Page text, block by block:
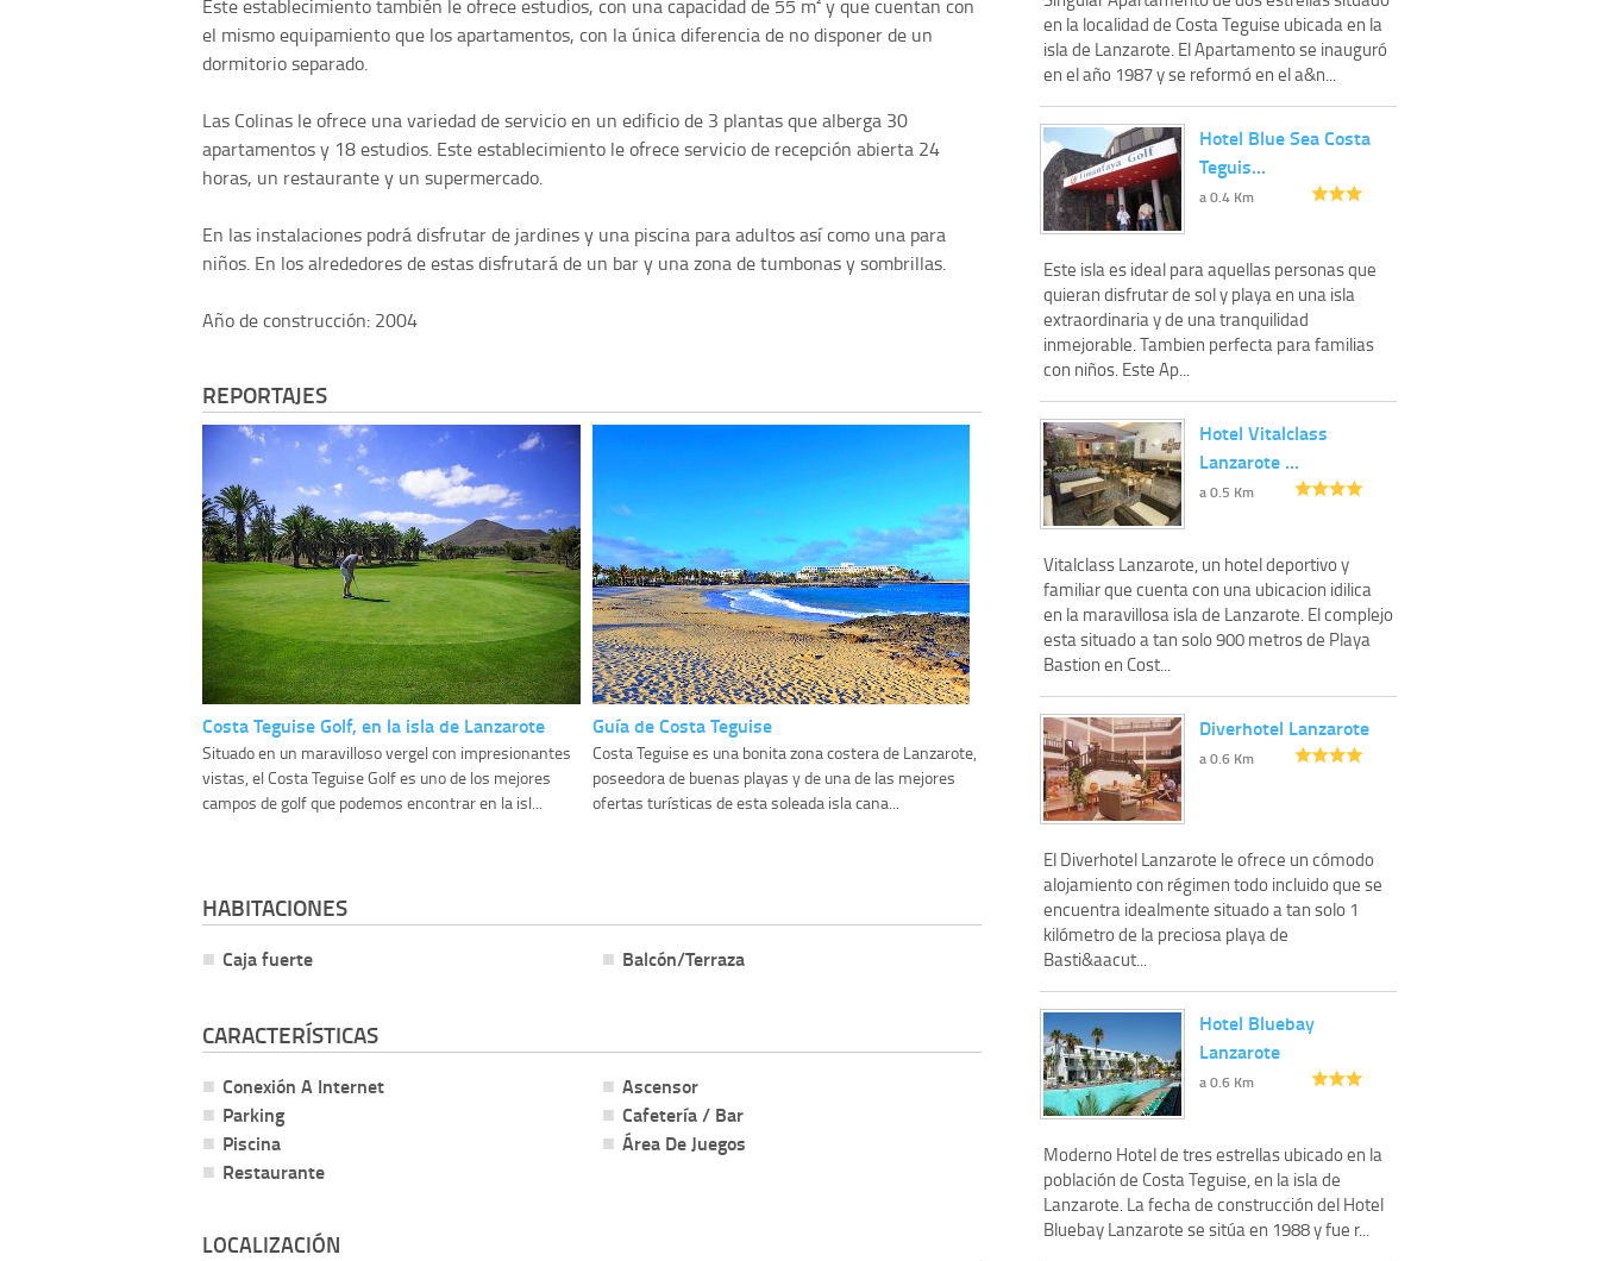
Este establecimiento también le ofrece estudios, con una capacidad de 55 m² y que cuentan con
el mismo equipamiento que los apartamentos, con la única diferencia de no disponer de un
dormitorio separado.
Las Colinas le ofrece una variedad de servicio en un edificio de 3 plantas que alberga 30
apartamentos y 18 estudios. Este establecimiento le ofrece servicio de recepción abierta 24
horas, un restaurante y un supermercado.
En las instalaciones podrá disfrutar de jardines y una piscina para adultos así como una para
niños. En los alrededores de estas disfrutará de un bar y una zona de tumbonas y sombrillas.
Año de construcción: 2004
REPORTAJES
Costa Teguise Golf, en la isla de Lanzarote
Situado en un maravilloso vergel con impresionantes
vistas, el Costa Teguise Golf es uno de los mejores
campos de golf que podemos encontrar en la isl...
Guía de Costa Teguise
Costa Teguise es una bonita zona costera de Lanzarote,
poseedora de buenas playas y de una de las mejores
ofertas turísticas de esta soleada isla cana...
HABITACIONES
Caja fuerte Balcón/Terraza
CARACTERÍSTICAS
Conexión A Internet
Parking
Piscina
Restaurante
Ascensor
Cafetería / Bar
Área De Juegos
LOCALIZACIÓN
en la localidad de Costa Teguise ubicada en la
isla de Lanzarote. El Apartamento se inauguró
en el año 1987 y se reformó en el a&n...
Hotel Blue Sea Costa
Teguis…
a 0.4 Km
Este isla es ideal para aquellas personas que
quieran disfrutar de sol y playa en una isla
extraordinaria y de una tranquilidad
inmejorable. Tambien perfecta para familias
con niños. Este Ap...
Hotel Vitalclass
Lanzarote …
a 0.5 Km
Vitalclass Lanzarote, un hotel deportivo y
familiar que cuenta con una ubicacion idilica
en la maravillosa isla de Lanzarote. El complejo
esta situado a tan solo 900 metros de Playa
Bastion en Cost...
Diverhotel Lanzarote
a 0.6 Km
El Diverhotel Lanzarote le ofrece un cómodo
alojamiento con régimen todo incluido que se
encuentra idealmente situado a tan solo 1
kilómetro de la preciosa playa de
Basti&aacut...
Hotel Bluebay
Lanzarote
a 0.6 Km
Moderno Hotel de tres estrellas ubicado en la
población de Costa Teguise, en la isla de
Lanzarote. La fecha de construcción del Hotel
Bluebay Lanzarote se sitúa en 1988 y fue r...